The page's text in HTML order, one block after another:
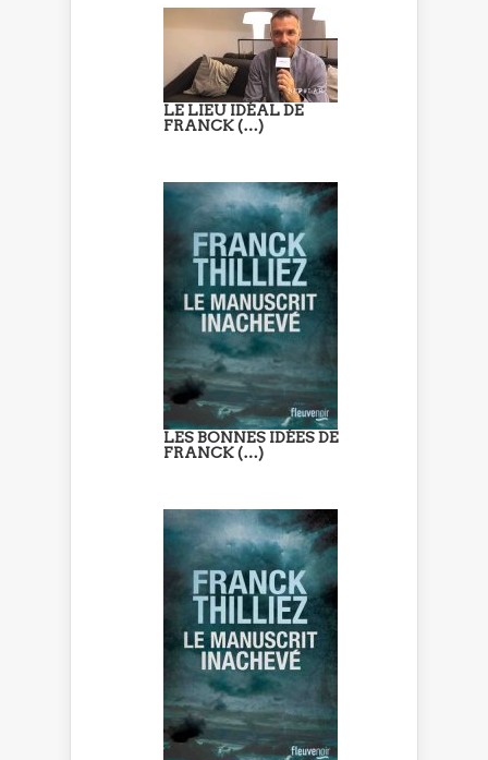
LE LIEU IDÉAL DE
FRANCK (…)
LES BONNES IDÉES DE
FRANCK (…)